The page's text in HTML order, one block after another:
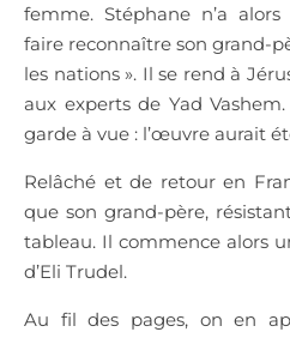
femme. Stéphane n’a
faire reconnaître son grand-
les nations ». Il se rend à
aux experts de Yad
garde à vue : l’œuvre aurait
Relâché et de retour en
que son grand-père,
tableau. Il commence alors
d’Eli Trudel.
Au fil des pages, on en